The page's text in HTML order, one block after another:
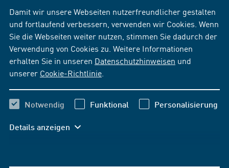
Damit wir unsere Webseiten nutzerfreundlicher gestalten
und fortlaufend verbessern, verwenden wir Cookies. Wenn
Sie die Webseiten weiter nutzen, stimmen Sie dadurch der
Verwendung von Cookies zu. Weitere Informationen
erhalten Sie in unseren Datenschutzhinweisen und
unserer Cookie-Richtlinie
Notwendig Funktional Personalisierung
Details anzeigen